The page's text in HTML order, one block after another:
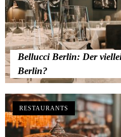
Bellucci Berlin: Der
Berlin?
RESTAURANTS